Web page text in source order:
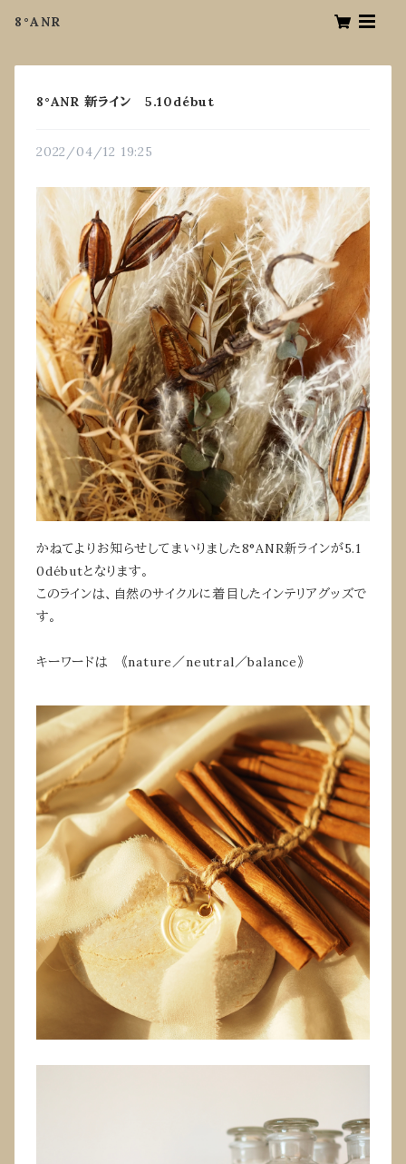
8°ANR
8°ANR 新ライン 5.10début
2022/04/12 19:25
かねてよりお知らせしてまいりました8°ANR新ラインが5.1
0débutとなります。
このラインは、自然のサイクルに着目したインテリアグッズで
す。
キーワードは 《nature／neutral／balance》